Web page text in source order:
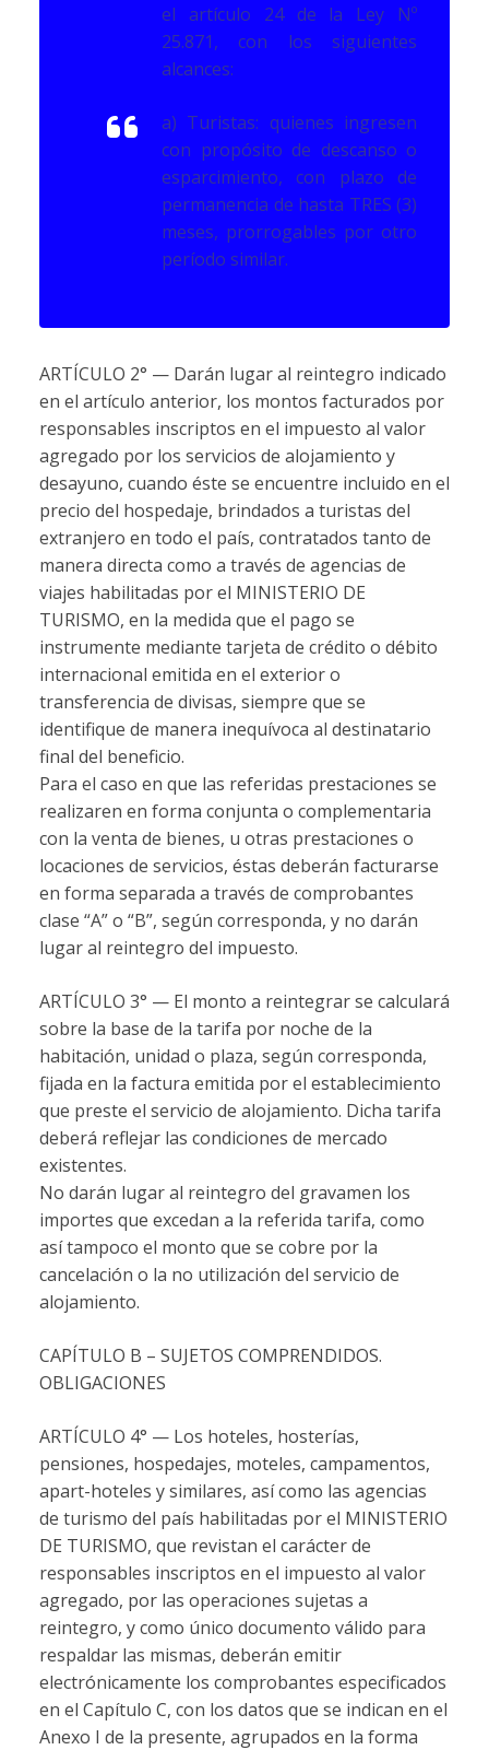
el artículo 24 de la Ley Nº
25.871, con los siguientes
alcances:
a) Turistas: quienes ingresen
con propósito de descanso o
esparcimiento, con plazo de
permanencia de hasta TRES (3)
meses, prorrogables por otro
período similar.
ARTÍCULO 2° — Darán lugar al reintegro indicado
en el artículo anterior, los montos facturados por
responsables inscriptos en el impuesto al valor
agregado por los servicios de alojamiento y
desayuno, cuando éste se encuentre incluido en el
precio del hospedaje, brindados a turistas del
extranjero en todo el país, contratados tanto de
manera directa como a través de agencias de
viajes habilitadas por el MINISTERIO DE
TURISMO, en la medida que el pago se
instrumente mediante tarjeta de crédito o débito
internacional emitida en el exterior o
transferencia de divisas, siempre que se
identifique de manera inequívoca al destinatario
final del beneficio.
Para el caso en que las referidas prestaciones se
realizaren en forma conjunta o complementaria
con la venta de bienes, u otras prestaciones o
locaciones de servicios, éstas deberán facturarse
en forma separada a través de comprobantes
clase “A” o “B”, según corresponda, y no darán
lugar al reintegro del impuesto.
ARTÍCULO 3° — El monto a reintegrar se calculará
sobre la base de la tarifa por noche de la
habitación, unidad o plaza, según corresponda,
fijada en la factura emitida por el establecimiento
que preste el servicio de alojamiento. Dicha tarifa
deberá reflejar las condiciones de mercado
existentes.
No darán lugar al reintegro del gravamen los
importes que excedan a la referida tarifa, como
así tampoco el monto que se cobre por la
cancelación o la no utilización del servicio de
alojamiento.
CAPÍTULO B – SUJETOS COMPRENDIDOS.
OBLIGACIONES
ARTÍCULO 4° — Los hoteles, hosterías,
pensiones, hospedajes, moteles, campamentos,
apart-hoteles y similares, así como las agencias
de turismo del país habilitadas por el MINISTERIO
DE TURISMO, que revistan el carácter de
responsables inscriptos en el impuesto al valor
agregado, por las operaciones sujetas a
reintegro, y como único documento válido para
respaldar las mismas, deberán emitir
electrónicamente los comprobantes especificados
en el Capítulo C, con los datos que se indican en el
Anexo I de la presente, agrupados en la forma